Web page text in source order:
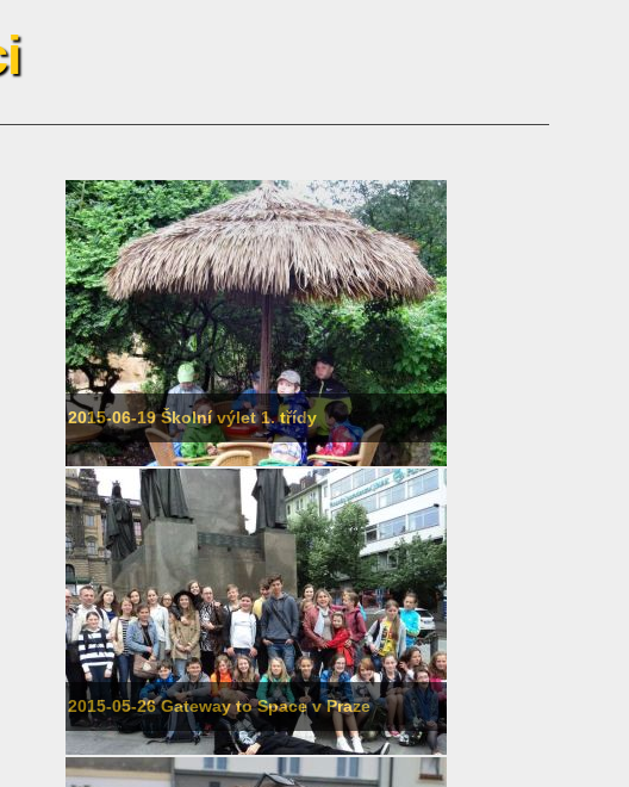
2015-06-19 Školní výlet 1. třídy
2015-05-26 Gateway to Space v Praze